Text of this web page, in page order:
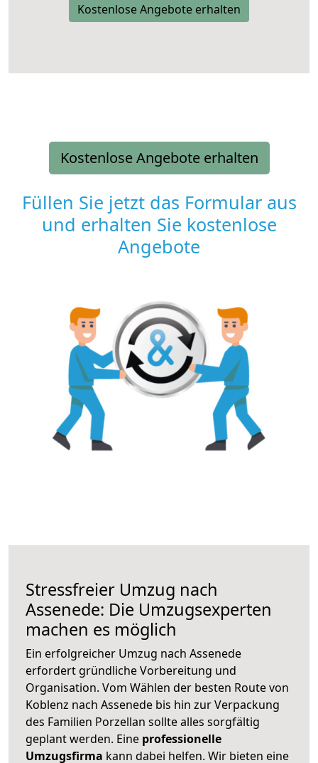
Kostenlose Angebote erhalten
Kostenlose Angebote erhalten
Füllen Sie jetzt das Formular aus
und erhalten Sie kostenlose
Angebote
Stressfreier Umzug nach
Assenede: Die Umzugsexperten
machen es möglich
Ein erfolgreicher Umzug nach Assenede
erfordert gründliche Vorbereitung und
Organisation. Vom Wählen der besten Route von
Koblenz nach Assenede bis hin zur Verpackung
des Familien Porzellan sollte alles sorgfältig
geplant werden. Eine professionelle
Umzugsfirma kann dabei helfen. Wir bieten eine